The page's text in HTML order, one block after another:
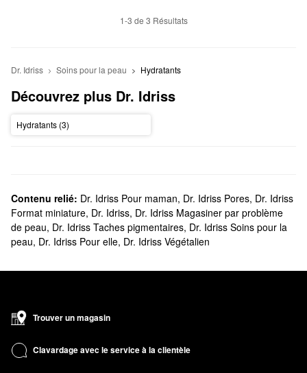
1-3 de 3 Résultats
Dr. Idriss Soins pour la peau Hydratants
Découvrez plus Dr. Idriss
Hydratants (3)
Contenu relié: Dr. Idriss Pour maman, Dr. Idriss Pores, Dr. Idriss
Format miniature, Dr. Idriss, Dr. Idriss Magasiner par problème
de peau, Dr. Idriss Taches pigmentaires, Dr. Idriss Soins pour la
peau, Dr. Idriss Pour elle, Dr. Idriss Végétalien
Trouver un magasin
Clavardage avec le service à la clientèle